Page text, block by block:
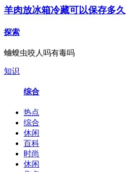
羊肉放冰箱冷藏可以保存多久
探索
蛐螋虫咬人吗有毒吗
知识
综合
热点
综合
休闲
百科
时尚
休闲